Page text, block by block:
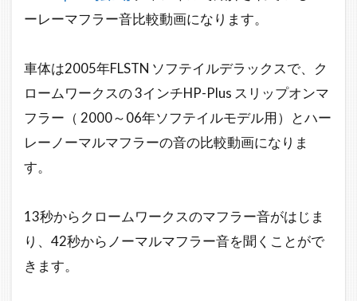
ーレーマフラー音比較動画になります。
車体は2005年FLSTN ソフテイルデラックスで、ク
ロームワークスの 3インチHP-Plus スリップオンマ
フラー（ 2000～06年ソフテイルモデル用）とハー
レーノーマルマフラーの音の比較動画になりま
す。
13秒からクロームワークスのマフラー音がはじま
り、42秒からノーマルマフラー音を聞くことがで
きます。